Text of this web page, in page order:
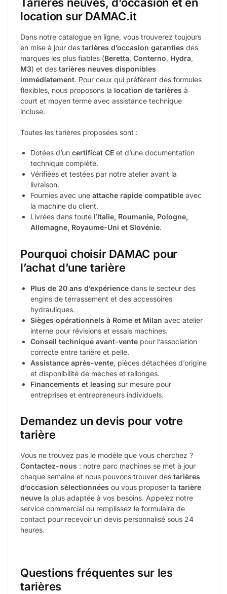
Tarières neuves, d’occasion et en
location sur DAMAC.it
Dans notre catalogue en ligne, vous trouverez toujours
en mise à jour des tarières d’occasion garanties des
marques les plus fiables (Beretta, Conterno, Hydra,
M3) et des tarières neuves disponibles
immédiatement. Pour ceux qui préfèrent des formules
flexibles, nous proposons la location de tarières à
court et moyen terme avec assistance technique
incluse.
Toutes les tarières proposées sont :
Dotées d’un certificat CE et d’une documentation
technique complète.
Vérifiées et testées par notre atelier avant la
livraison.
Fournies avec une attache rapide compatible avec
la machine du client.
Livrées dans toute l’Italie, Roumanie, Pologne,
Allemagne, Royaume-Uni et Slovénie.
Pourquoi choisir DAMAC pour
l’achat d’une tarière
Plus de 20 ans d’expérience dans le secteur des
engins de terrassement et des accessoires
hydrauliques.
Sièges opérationnels à Rome et Milan avec atelier
interne pour révisions et essais machines.
Conseil technique avant-vente pour l’association
correcte entre tarière et pelle.
Assistance après-vente, pièces détachées d’origine
et disponibilité de mèches et rallonges.
Financements et leasing sur mesure pour
entreprises et entrepreneurs individuels.
Demandez un devis pour votre
tarière
Vous ne trouvez pas le modèle que vous cherchez ?
Contactez-nous : notre parc machines se met à jour
chaque semaine et nous pouvons trouver des tarières
d’occasion sélectionnées ou vous proposer la tarière
neuve la plus adaptée à vos besoins. Appelez notre
service commercial ou remplissez le formulaire de
contact pour recevoir un devis personnalisé sous 24
heures.
Questions fréquentes sur les
tarières